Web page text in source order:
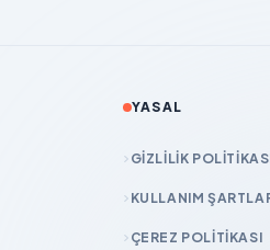
YASAL
GIZLILIK
KULLANIM
ÇEREZ POLITIKASI